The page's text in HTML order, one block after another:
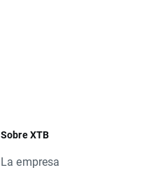
Sobre XTB
La empresa